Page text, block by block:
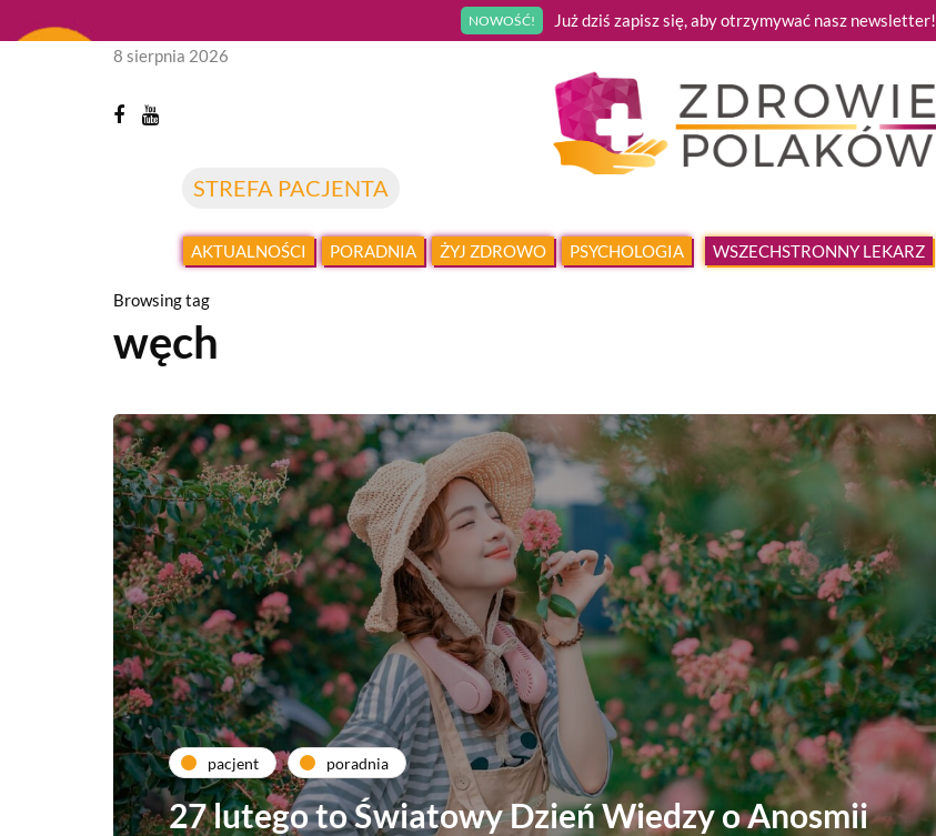
NOWOŚĆ! Już dziś zapisz się, aby otrzymywać nasz newsletter!
STREFA PACJENTA
8 sierpnia 2026
AKTUALNOŚCI PORADNIA ŻYJ ZDROWO PSYCHOLOGIA WSZECHSTRONNY LEKARZ
Browsing tag
węch
pacjent poradnia
27 lutego to Światowy Dzień Wiedzy o Anosmii